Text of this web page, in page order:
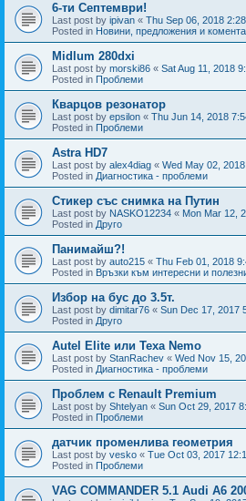
6-ти Септември!
Last post by ipivan « Thu Sep 06, 2018
Posted in Новини, предложения и
Midlum 280dxi
Last post by morski86 « Sat Aug 11, 2018
Posted in Проблеми
Кварцов резонатор
Last post by epsilon « Thu Jun 14, 2018
Posted in Проблеми
Astra HD7
Last post by alex4diag « Wed May 02,
Posted in Диагностика - проблеми
Стикер със снимка на Путин
Last post by NASKO12234 « Mon Mar 12,
Posted in Друго
Панимайш?!
Last post by auto215 « Thu Feb 01, 2018
Posted in Връзки към интересни и
Избор на бус до 3.5т.
Last post by dimitar76 « Sun Dec 17, 2017
Posted in Друго
Autel Elite или Texa Nemo
Last post by StanRachev « Wed Nov 15,
Posted in Диагностика - проблеми
Проблем с Renault Premium
Last post by Shtelyan « Sun Oct 29, 2017
Posted in Проблеми
датчик променлива геометрия
Last post by vesko « Tue Oct 03, 2017
Posted in Проблеми
VAG COMMANDER 5.1 Audi A6